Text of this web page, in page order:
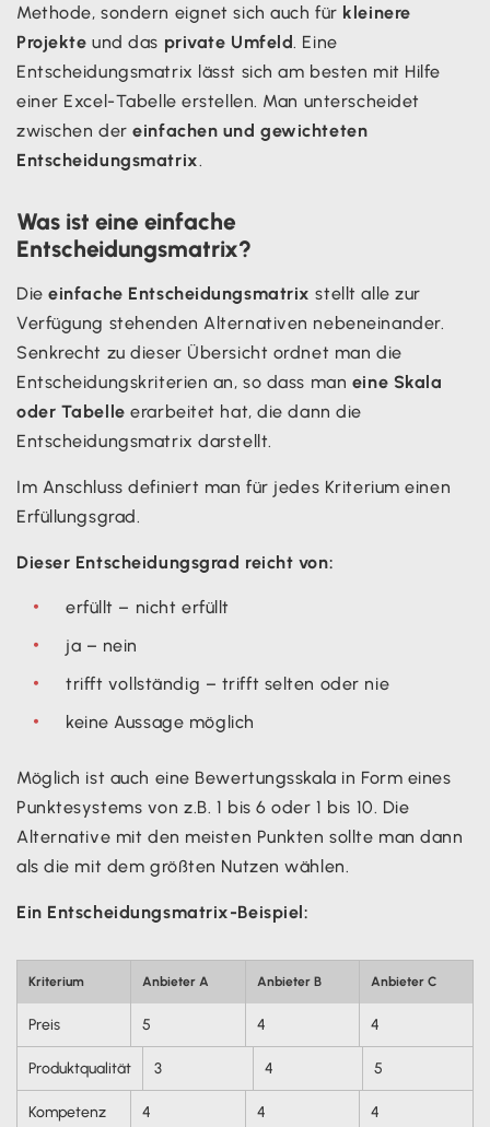
Methode, sondern eignet sich auch für kleinere
Projekte und das private Umfeld. Eine
Entscheidungsmatrix lässt sich am besten mit Hilfe
einer Excel-Tabelle erstellen. Man unterscheidet
zwischen dereinfachen und gewichteten
Entscheidungsmatrix.
Was ist eine einfache
Entscheidungsmatrix?
Dieeinfache Entscheidungsmatrix stellt alle zur
Verfügung stehenden Alternativen nebeneinander.
Senkrecht zu dieser Übersicht ordnet man die
Entscheidungskriterien an, so dass man eine Skala
oder Tabelle erarbeitet hat, die dann die
Entscheidungsmatrix darstellt.
Im Anschluss definiert man für jedes Kriterium einen
Erfüllungsgrad.
Dieser Entscheidungsgrad reicht von:
erfüllt – nicht erfüllt
ja – nein
trifft vollständig – trifft selten oder nie
keine Aussage möglich
Möglich ist auch eine Bewertungsskala in Form eines
Punktesystems von z.B. 1 bis 6 oder 1 bis 10. Die
Alternative mit den meisten Punkten sollte man dann
als die mit dem größten Nutzen wählen.
Ein Entscheidungsmatrix-Beispiel:
Kriterium Anbieter A Anbieter B Anbieter C
Preis 5 4 4
Produktqualität 3 4 5
Kompetenz 4 4 4